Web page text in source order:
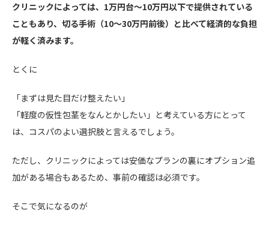
クリニックによっては、1万円台〜10万円以下で提供されている
こともあり、切る手術（10〜30万円前後）と比べて経済的な負担
が軽く済みます。
とくに
「まずは見た目だけ整えたい」
「軽度の仮性包茎をなんとかしたい」と考えている方にとって
は、コスパのよい選択肢と言えるでしょう。
ただし、クリニックによっては安価なプランの裏にオプション追
加がある場合もあるため、事前の確認は必須です。
そこで気になるのが